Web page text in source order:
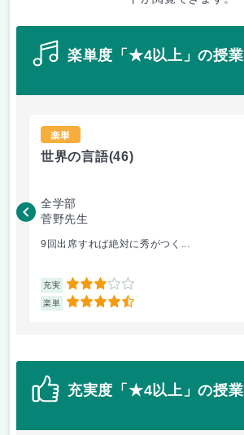
楽単度「★4以上」の授業
楽単
世界の言語(46)
全学部
菅野先生
9回出席すれば絶対に秀がつく...
充実 3
楽単 4.5
充実度「★4以上」の授業